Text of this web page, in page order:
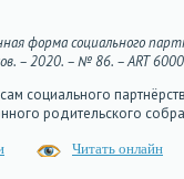
форма социального
– 2020. – № 86. – ART
социального
родительского
Читать онлайн